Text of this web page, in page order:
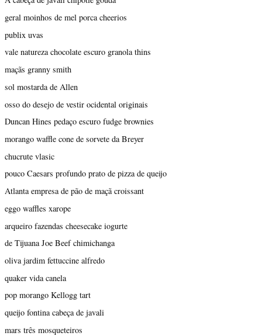
geral moinhos de mel porca cheerios
publix uvas
vale natureza chocolate escuro granola thins
maçãs granny smith
sol mostarda de Allen
osso do desejo de vestir ocidental originais
Duncan Hines pedaço escuro fudge brownies
morango waffle cone de sorvete da Breyer
chucrute vlasic
pouco Caesars profundo prato de pizza de queijo
Atlanta empresa de pão de maçã croissant
eggo waffles xarope
arqueiro fazendas cheesecake iogurte
de Tijuana Joe Beef chimichanga
oliva jardim fettuccine alfredo
quaker vida canela
pop morango Kellogg tart
queijo fontina cabeça de javali
mars três mosqueteiros